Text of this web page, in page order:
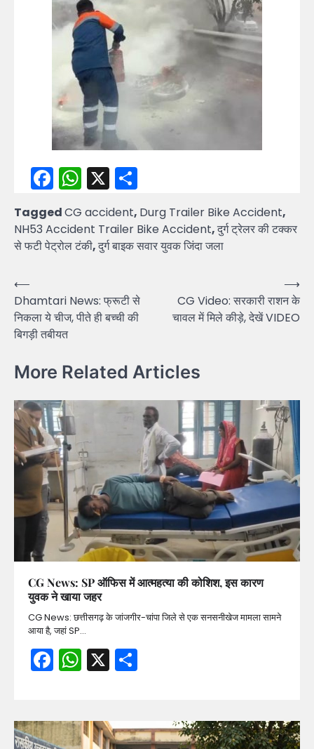
Facebook
WhatsApp
X
TaggedCG accident, Durg Trailer Bike Accident,
NH53 Accident Trailer Bike Accident,दुर्ग ट्रेलर की टक्कर
से फटी पेट्रोल टंकी,दुर्ग बाइक सवार युवक जिंदा जला
Post
navigation
⟵
Dhamtari News: फ्रूटी से
निकला ये चीज, पीते ही बच्ची की
बिगड़ी तबीयत
CG Video: सरकारी राशन के
चावल में मिले कीड़े, देखें VIDEO
⟶
More Related Articles
CG News: SP ऑफिस में आत्महत्या की कोशिश, इस कारण
युवक ने खाया जहर
CG News: छत्तीसगढ़ के जांजगीर-चांपा जिले से एक सनसनीखेज मामला सामने
आया है, जहां SP…
Facebook
WhatsApp
X